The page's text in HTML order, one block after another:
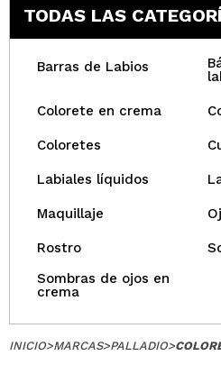
TODAS LAS
Barras de Labios
Colorete en crema
Coloretes
Labiales líquidos
Maquillaje
Rostro
Sombras de ojos en
crema
INICIO>MARCAS>PALLADIO>